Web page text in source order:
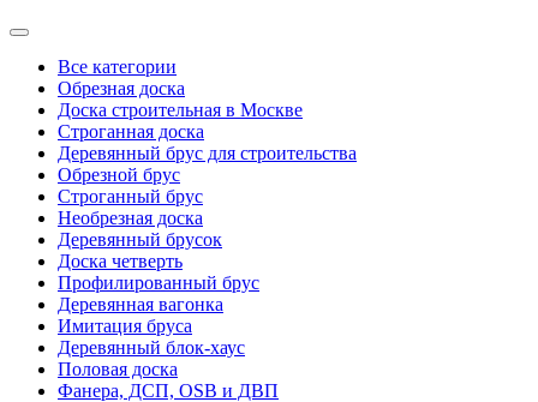
Все категории
Обрезная доска
Доска строительная в Москве
Строганная доска
Деревянный брус для строительства
Обрезной брус
Строганный брус
Необрезная доска
Деревянный брусок
Доска четверть
Профилированный брус
Деревянная вагонка
Имитация бруса
Деревянный блок-хаус
Половая доска
Фанера, ДСП, OSB и ДВП